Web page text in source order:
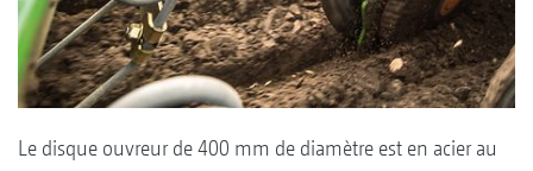
Le disque ouvreur de 400 mm de diamètre est en acier au